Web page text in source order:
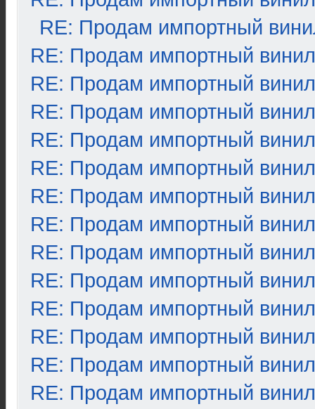
RE: Продам импортный
RE: Продам импортный винил
RE: Продам импортный винил
RE: Продам импортный винил
RE: Продам импортный винил
RE: Продам импортный винил
RE: Продам импортный винил
RE: Продам импортный винил
RE: Продам импортный винил
RE: Продам импортный винил
RE: Продам импортный винил
RE: Продам импортный винил
RE: Продам импортный винил
RE: Продам импортный винил